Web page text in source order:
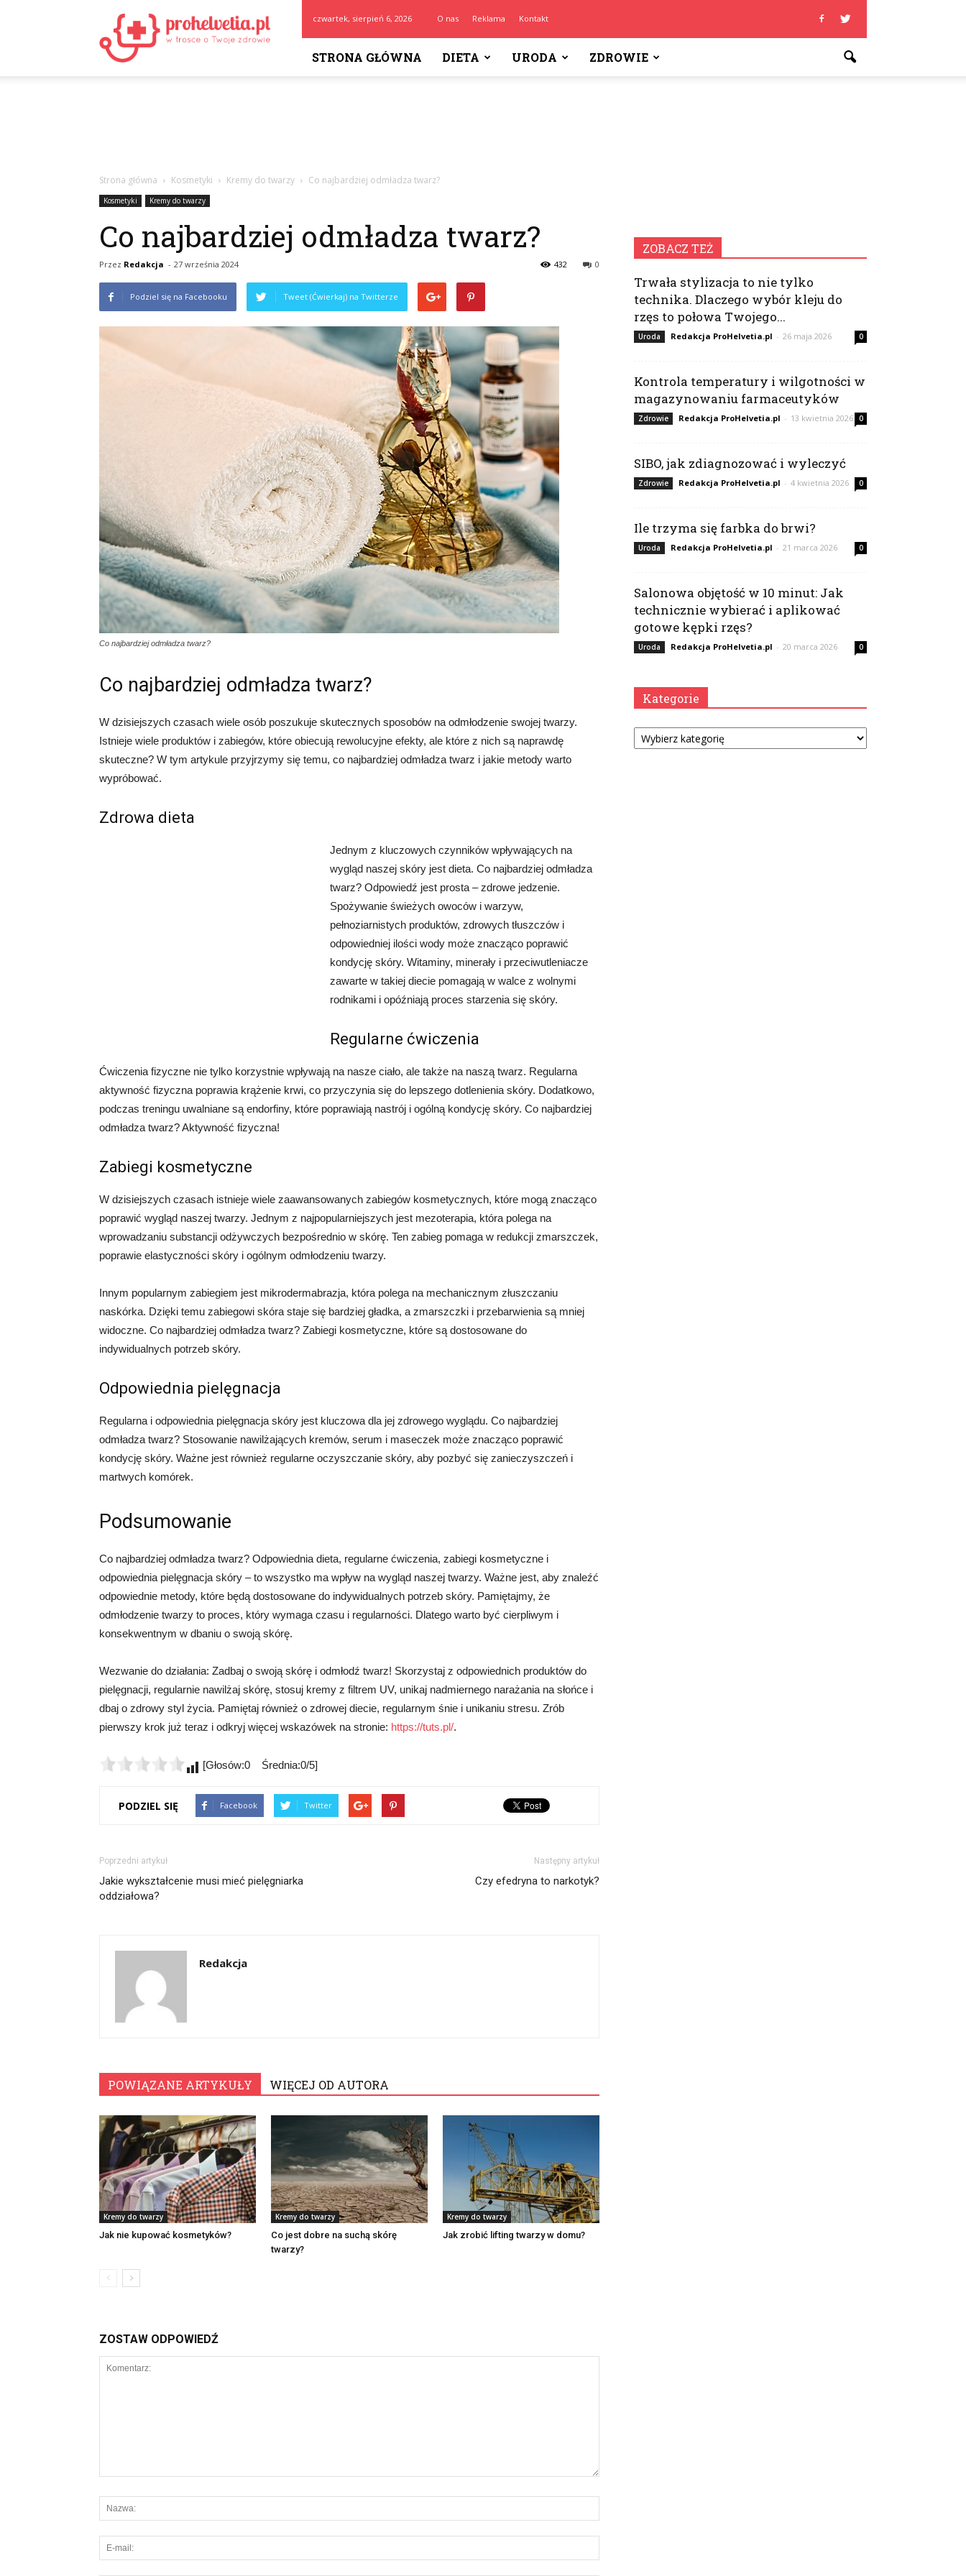
czwartek, sierpień 6, 2026 O nas Reklama Kontakt
STRONA GŁÓWNA DIETA URODA ZDROWIE
Strona główna Kosmetyki Kremy do twarzy Co najbardziej odmładza twarz?
Kosmetyki Kremy do twarzy
Co najbardziej odmładza twarz?
Przez Redakcja - 27 września 2024 0
432
Podziel się na Facebooku Tweet (Ćwierkaj) na Twitterze
Co najbardziej odmładza twarz?
Co najbardziej odmładza twarz?
W dzisiejszych czasach wiele osób poszukuje skutecznych sposobów na odmłodzenie swojej twarzy.
Istnieje wiele produktów i zabiegów, które obiecują rewolucyjne efekty, ale które z nich są naprawdę
skuteczne? W tym artykule przyjrzymy się temu, co najbardziej odmładza twarz i jakie metody warto
wypróbować.
Zdrowa dieta
Jednym z kluczowych czynników wpływających na
wygląd naszej skóry jest dieta. Co najbardziej odmładza
twarz? Odpowiedź jest prosta – zdrowe jedzenie.
Spożywanie świeżych owoców i warzyw,
pełnoziarnistych produktów, zdrowych tłuszczów i
odpowiedniej ilości wody może znacząco poprawić
kondycję skóry. Witaminy, minerały i przeciwutleniacze
zawarte w takiej diecie pomagają w walce z wolnymi
rodnikami i opóźniają proces starzenia się skóry.
Regularne ćwiczenia
Ćwiczenia fizyczne nie tylko korzystnie wpływają na nasze ciało, ale także na naszą twarz. Regularna
aktywność fizyczna poprawia krążenie krwi, co przyczynia się do lepszego dotlenienia skóry. Dodatkowo,
podczas treningu uwalniane są endorfiny, które poprawiają nastrój i ogólną kondycję skóry. Co najbardziej
odmładza twarz? Aktywność fizyczna!
Zabiegi kosmetyczne
W dzisiejszych czasach istnieje wiele zaawansowanych zabiegów kosmetycznych, które mogą znacząco
poprawić wygląd naszej twarzy. Jednym z najpopularniejszych jest mezoterapia, która polega na
wprowadzaniu substancji odżywczych bezpośrednio w skórę. Ten zabieg pomaga w redukcji zmarszczek,
poprawie elastyczności skóry i ogólnym odmłodzeniu twarzy.
Innym popularnym zabiegiem jest mikrodermabrazja, która polega na mechanicznym złuszczaniu
naskórka. Dzięki temu zabiegowi skóra staje się bardziej gładka, a zmarszczki i przebarwienia są mniej
widoczne. Co najbardziej odmładza twarz? Zabiegi kosmetyczne, które są dostosowane do
indywidualnych potrzeb skóry.
Odpowiednia pielęgnacja
Regularna i odpowiednia pielęgnacja skóry jest kluczowa dla jej zdrowego wyglądu. Co najbardziej
odmładza twarz? Stosowanie nawilżających kremów, serum i maseczek może znacząco poprawić
kondycję skóry. Ważne jest również regularne oczyszczanie skóry, aby pozbyć się zanieczyszczeń i
martwych komórek.
Podsumowanie
Co najbardziej odmładza twarz? Odpowiednia dieta, regularne ćwiczenia, zabiegi kosmetyczne i
odpowiednia pielęgnacja skóry – to wszystko ma wpływ na wygląd naszej twarzy. Ważne jest, aby znaleźć
odpowiednie metody, które będą dostosowane do indywidualnych potrzeb skóry. Pamiętajmy, że
odmłodzenie twarzy to proces, który wymaga czasu i regularności. Dlatego warto być cierpliwym i
konsekwentnym w dbaniu o swoją skórę.
Wezwanie do działania: Zadbaj o swoją skórę i odmłodź twarz! Skorzystaj z odpowiednich produktów do
pielęgnacji, regularnie nawilżaj skórę, stosuj kremy z filtrem UV, unikaj nadmiernego narażania na słońce i
dbaj o zdrowy styl życia. Pamiętaj również o zdrowej diecie, regularnym śnie i unikaniu stresu. Zrób
pierwszy krok już teraz i odkryj więcej wskazówek na stronie: https://tuts.pl/.
[Głosów:0 Średnia:0/5]
PODZIEL SIĘ Facebook Twitter
Poprzedni artykuł
Jakie wykształcenie musi mieć pielęgniarka
oddziałowa?
Następny artykuł
Czy efedryna to narkotyk?
Redakcja
POWIĄZANE ARTYKUŁY WIĘCEJ OD AUTORA
Kremy do twarzy
Jak nie kupować kosmetyków?
Kremy do twarzy
Co jest dobre na suchą skórę
twarzy?
Kremy do twarzy
Jak zrobić lifting twarzy w domu?
ZOSTAW ODPOWIEDŹ
ZOBACZ TEŻ
Trwała stylizacja to nie tylko
technika. Dlaczego wybór kleju do
rzęs to połowa Twojego...
Uroda Redakcja ProHelvetia.pl - 26 maja 2026 0
Kontrola temperatury i wilgotności w
magazynowaniu farmaceutyków
Zdrowie Redakcja ProHelvetia.pl - 13 kwietnia 2026 0
SIBO, jak zdiagnozować i wyleczyć
Zdrowie Redakcja ProHelvetia.pl - 4 kwietnia 2026 0
Ile trzyma się farbka do brwi?
Uroda Redakcja ProHelvetia.pl - 21 marca 2026 0
Salonowa objętość w 10 minut: Jak
technicznie wybierać i aplikować
gotowe kępki rzęs?
Uroda Redakcja ProHelvetia.pl - 20 marca 2026 0
Kategorie
Kategorie